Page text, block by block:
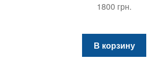
1800 грн.
В корзину